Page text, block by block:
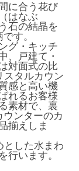
に合う花び
はなぶ
石の結晶を
す。
グ・キッチ
、戸建て・
対面式の比
スタルカウン
感と高い機
れるお客様
素材で、裏
ンターのカ
揃えしま
とした水まわ
行います。